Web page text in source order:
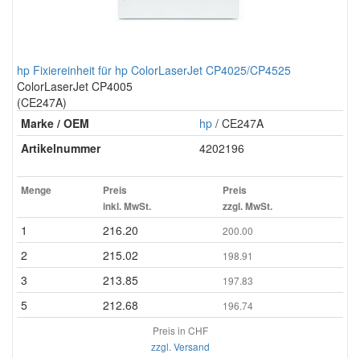
hp Fixiereinheit für hp ColorLaserJet CP4025/CP4525
ColorLaserJet CP4005
(CE247A)
Marke / OEM
hp / CE247A
Artikelnummer
4202196
Menge
Preis
inkl. MwSt.
Preis
zzgl. MwSt.
1 216.20 200.00
2 215.02 198.91
3 213.85 197.83
5 212.68
196.74
Preis in CHF
zzgl. Versand